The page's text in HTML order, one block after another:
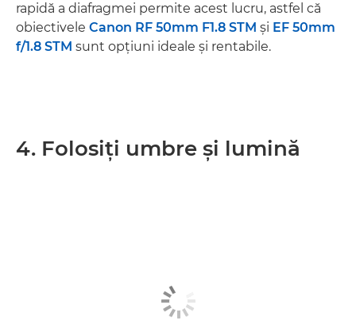
rapidă a diafragmei permite acest lucru, astfel că
obiectivele Canon RF 50mm F1.8 STM şi EF 50mm
f/1.8 STM sunt opţiuni ideale şi rentabile.
4. Folosiţi umbre şi lumină